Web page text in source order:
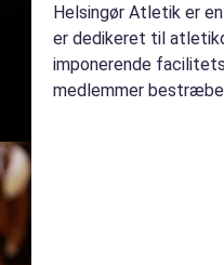
Helsingør Atletik er
er dedikeret til
imponerende
medlemmer